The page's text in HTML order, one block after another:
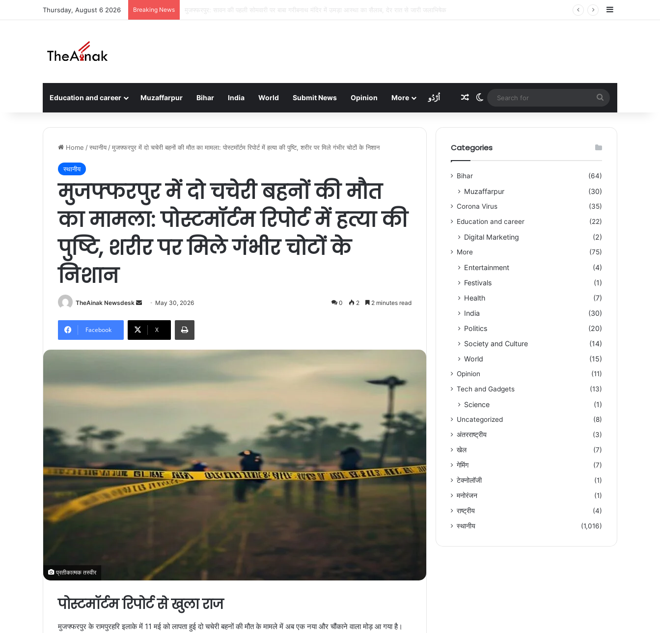
Thursday, August 6 2026 Breaking News मुजफ्फरपुर: तिरहुत नहर का तटबंध टूटा, सैकड़ों एकड़ धान की फसलें जलमग्न; किसानों में चिंता
Education and career Muzaffarpur Bihar India World Submit News Opinion More اُرْدُو Random Article
Switch skin
for
Home /स्थानीय /मुजफ्फरपुर में दो चचेरी बहनों की मौत का मामला: पोस्टमॉर्टम रिपोर्ट में हत्या की पुष्टि, शरीर पर मिले गंभीर चोटों के निशान
स्थानीय
मुजफ्फरपुर में दो चचेरी बहनों की मौत
का मामला: पोस्टमॉर्टम रिपोर्ट में हत्या की
पुष्टि, शरीर पर मिले गंभीर चोटों के
निशान
TheAinak Newsdesk
d
a
m
May 30, 2026 0 2 2 minutes read
Facebook X
प्रतीकात्मक तस्वीर
पोस्टमॉर्टम रिपोर्ट से खुला राज
मुजफ्फरपुर के रामपुरहरि इलाके में 11 मई को लापता हुई दो चचेरी बहनों की मौत के मामले में अब एक नया और चौंकाने वाला मोड़ आ गया है।
Categories
Bihar (64)
Muzaffarpur (30)
Corona Virus
(35)
Education and career
(22)
Digital Marketing (2)
More (75)
Entertainment
(4)
Festivals
(1)
Health
(7)
India
(30)
Politics
(20)
Society and Culture
(14)
World
(15)
Opinion
(11)
Tech and Gadgets
(13)
Science (1)
Uncategorized
(8)
अंतरराष्ट्रीय
(3)
खेल
(7)
गेमिंग
(7)
टेक्नोलॉजी
(1)
मनोरंजन
(1)
राष्ट्रीय
(4)
स्थानीय
(1,016)